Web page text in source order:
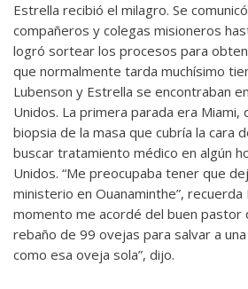
Estrella recibió el milagro. Se
compañeros y colegas misioneros
logró sortear los procesos para
que normalmente tarda muchísimo
Lubenson y Estrella se encontraban
Unidos. La primera parada era Miami,
biopsia de la masa que cubría la cara
buscar tratamiento médico en algún
Unidos. “Me preocupaba tener que
ministerio en Ouanaminthe”, recuerda
momento me acordé del buen pastor
rebaño de 99 ovejas para salvar a
como esa oveja sola”, dijo.